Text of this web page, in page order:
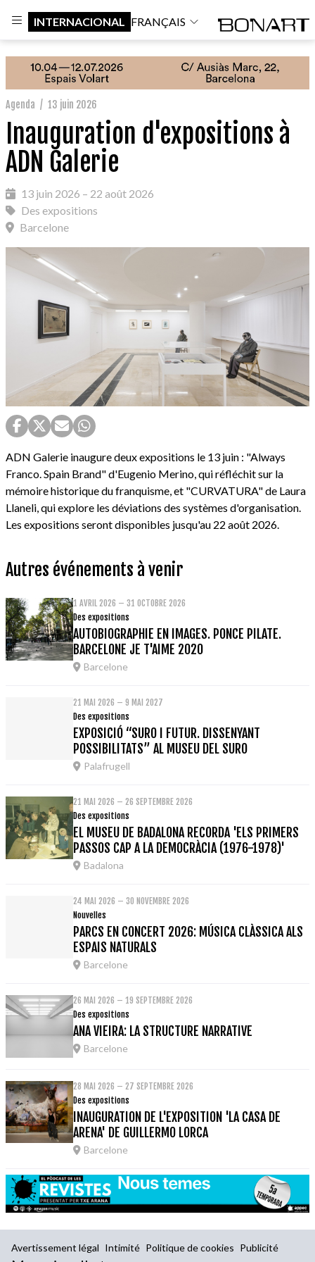
INTERNACIONAL FRANÇAIS
Agenda / 13 juin 2026
Inauguration d'expositions à
ADN Galerie
13 juin 2026 – 22 août 2026
Des expositions
Barcelone
ADN Galerie inaugure deux expositions le 13 juin : "Always
Franco. Spain Brand" d'Eugenio Merino, qui réfléchit sur la
mémoire historique du franquisme, et "CURVATURA" de Laura
Llaneli, qui explore les déviations des systèmes d'organisation.
Les expositions seront disponibles jusqu'au 22 août 2026.
Autres événements à venir
1 AVRIL 2026 – 31 OCTOBRE 2026
Des expositions
AUTOBIOGRAPHIE EN IMAGES. PONCE PILATE.
BARCELONE JE T'AIME 2020
Barcelone
21 MAI 2026 – 9 MAI 2027
Des expositions
EXPOSICIÓ “SURO I FUTUR. DISSENYANT
POSSIBILITATS” AL MUSEU DEL SURO
Palafrugell
21 MAI 2026 – 26 SEPTEMBRE 2026
Des expositions
EL MUSEU DE BADALONA RECORDA 'ELS PRIMERS
PASSOS CAP A LA DEMOCRÀCIA (1976-1978)'
Badalona
24 MAI 2026 – 30 NOVEMBRE 2026
Nouvelles
PARCS EN CONCERT 2026: MÚSICA CLÀSSICA ALS
ESPAIS NATURALS
Barcelone
26 MAI 2026 – 19 SEPTEMBRE 2026
Des expositions
ANA VIEIRA: LA STRUCTURE NARRATIVE
Barcelone
28 MAI 2026 – 27 SEPTEMBRE 2026
Des expositions
INAUGURATION DE L'EXPOSITION 'LA CASA DE
ARENA' DE GUILLERMO LORCA
Barcelone
Avertissement légal Intimité Politique de cookies Publicité